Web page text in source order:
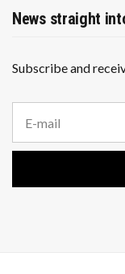
News straight
Subscribe and
a
i
a